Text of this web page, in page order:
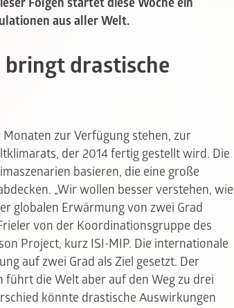
Folgen startet diese Woche ein
aus aller Welt.
bringt drastische
zur Verfügung stehen, zur
der 2014 fertig gestellt wird. Die
basieren, die eine große
„Wir wollen besser verstehen, wie
globalen Erwärmung von zwei Grad
von der Koordinationsgruppe des
Project, kurz ISI-MIP. Die internationale
auf zwei Grad als Ziel gesetzt. Der
führt die Welt aber auf den Weg zu drei
könnte drastische Auswirkungen